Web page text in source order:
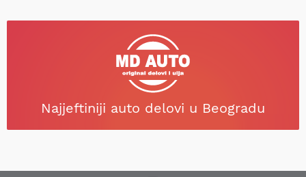
Najjeftiniji auto delovi u Beogradu